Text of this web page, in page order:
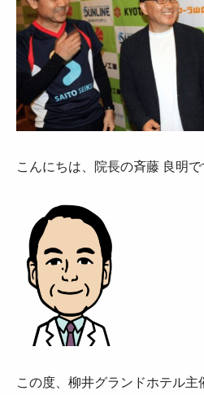
こんにちは、院長の斉藤 良明で
この度、柳井グランドホテル主